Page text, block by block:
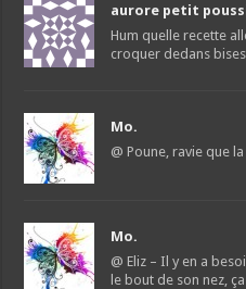
aurore petit
Hum quelle recette
croquer dedans bises
Mo.
@ Poune, ravie que
Mo.
@ Eliz – Il y en a
le bout de son nez,